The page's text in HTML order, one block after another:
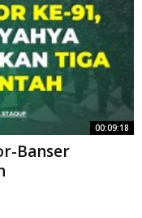
00:09:18
Banser